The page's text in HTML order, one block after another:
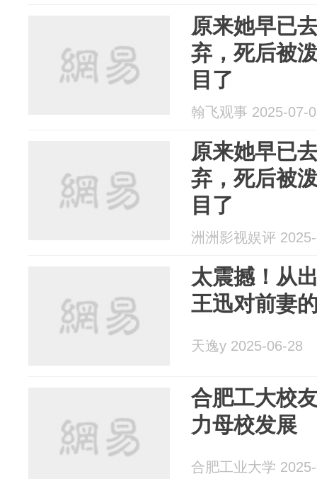
原来她早已
弃，死后被
目了
翰飞观事 2025-07-
原来她早已
弃，死后被
目了
洲洲影视娱评
太震撼！从
王迅对前妻
天逸y 2025-06-28
合肥工大校
力母校发展
合肥工业大学